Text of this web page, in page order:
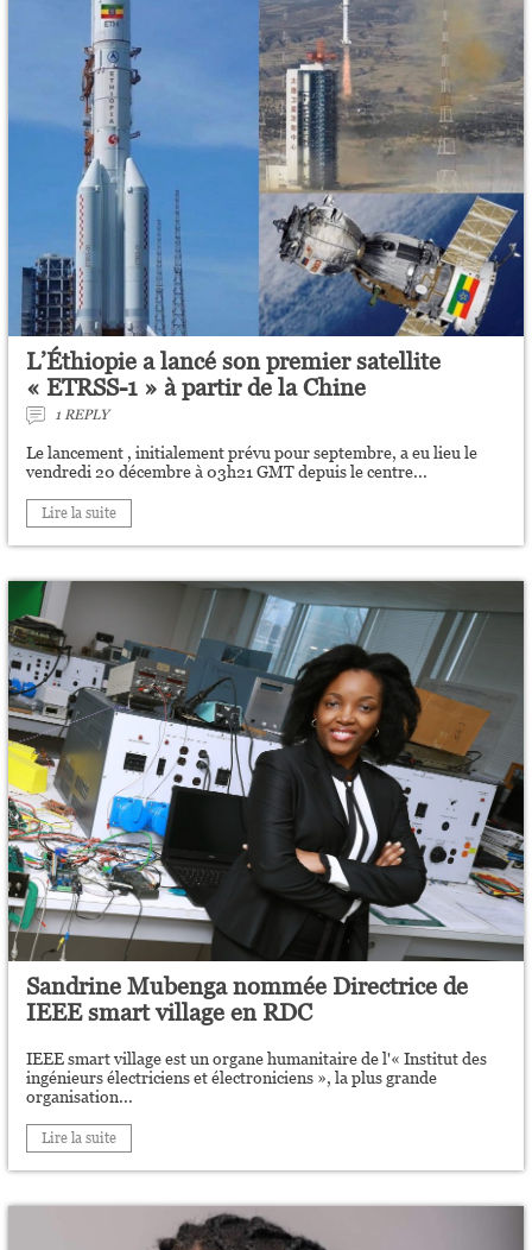
L’Éthiopie a lancé son premier satellite
« ETRSS-1 » à partir de la Chine
1 REPLY
Le lancement , initialement prévu pour septembre, a eu lieu le
vendredi 20 décembre à 03h21 GMT depuis le centre...
Lire la suite
Sandrine Mubenga nommée Directrice de
IEEE smart village en RDC
IEEE smart village est un organe humanitaire de l'« Institut des
ingénieurs électriciens et électroniciens », la plus grande
organisation...
Lire la suite